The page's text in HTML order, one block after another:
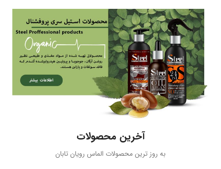
آخرین محصولات
به روز ترین محصولات الماس رویان تابان